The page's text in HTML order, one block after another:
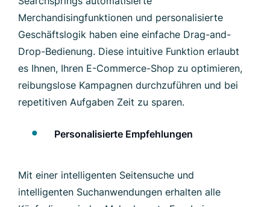
Merchandisingfunktionen und personalisierte
Geschäftslogik haben eine einfache Drag-and-
Drop-Bedienung. Diese intuitive Funktion erlaubt
es Ihnen, Ihren E-Commerce-Shop zu optimieren,
reibungslose Kampagnen durchzuführen und bei
repetitiven Aufgaben Zeit zu sparen.
Personalisierte Empfehlungen
Mit einer intelligenten Seitensuche und
intelligenten Suchanwendungen erhalten alle